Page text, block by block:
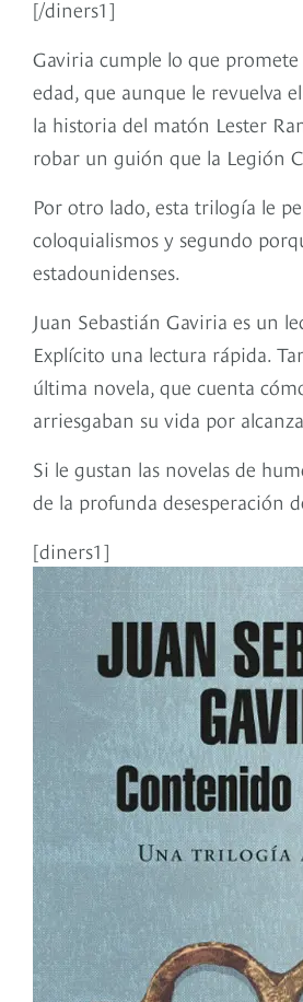
[/diners1]
Gaviria cumple lo que
edad, que aunque le revuelva
la historia del matón Lester
robar un guión que la Legión
Por otro lado, esta trilogía le
coloquialismos y segundo
estadounidenses.
Juan Sebastián Gaviria es un
Explícito una lectura rápida.
última novela, que cuenta
arriesgaban su vida por
Si le gustan las novelas de
de la profunda desesperación
[diners1]